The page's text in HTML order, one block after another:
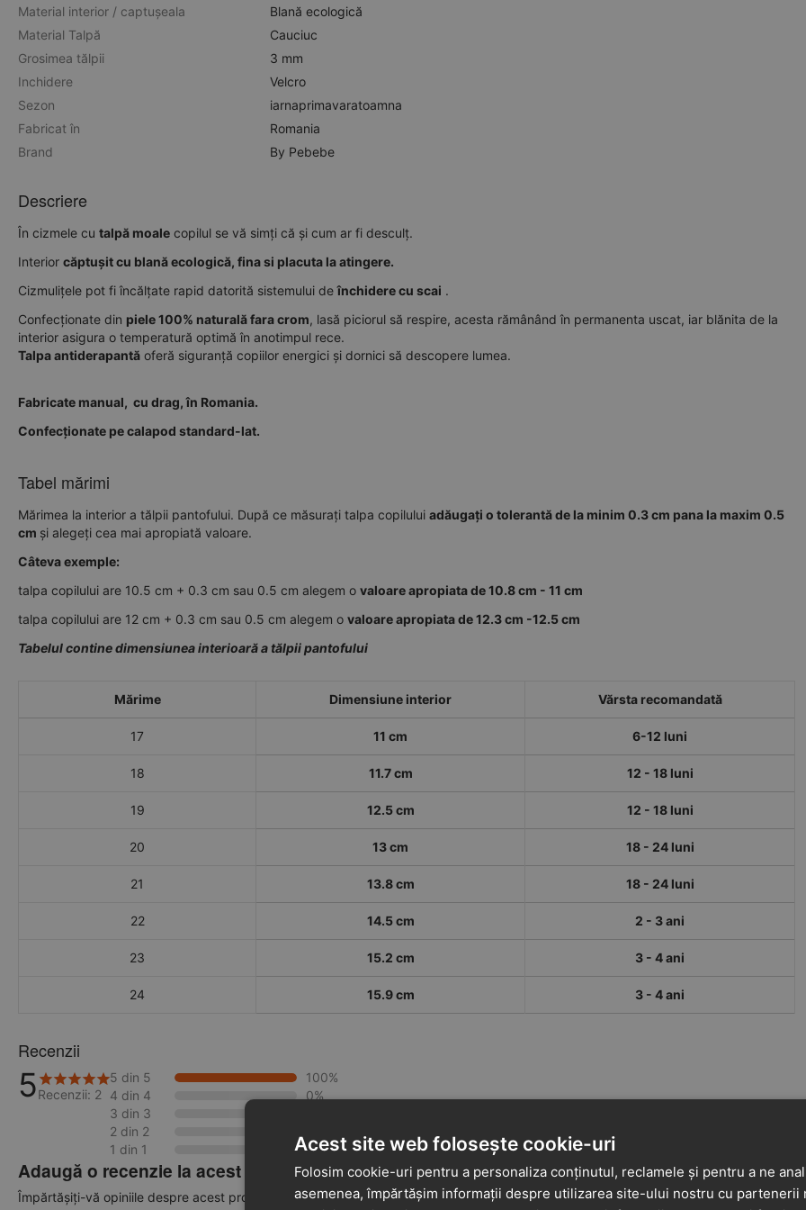
Material interior / captușeala
Blană ecologică
Material Talpă
Cauciuc
Grosimea tălpii
3 mm
Inchidere
Velcro
Sezon
iarnaprimavaratoamna
Fabricat în
Romania
Brand
By Pebebe
Descriere
În cizmele cu talpă moale copilul se vă simți că și cum ar fi desculț.
Interior căptușit cu blană ecologică, fina si placuta la atingere.
Cizmulițele pot fi încălțate rapid datorită sistemului deînchidere cu scai .
Confecționate din piele 100% naturală fara crom, lasă piciorul să respire, acesta rămânând în permanenta uscat, iar blănita de la
interior asigura o temperatură optimă în anotimpul rece.
Talpa antiderapantă oferă siguranță copiilor energici și dornici să descopere lumea.
Fabricate manual, cu drag, în Romania.
Confecționate pe calapod standard-lat.
Tabel mărimi
Mărimea la interior a tălpii pantofului. După ce măsurați talpa copilului adăugați o tolerantă de la minim 0.3 cm pana la maxim 0.5
cm și alegeți cea mai apropiată valoare.
Câteva exemple:
talpa copilului are 10.5 cm + 0.3 cm sau 0.5 cm alegem o valoare apropiata de 10.8 cm - 11 cm
talpa copilului are 12 cm + 0.3 cm sau 0.5 cm alegem o valoare apropiata de 12.3 cm -12.5 cm
Tabelul contine dimensiunea interioară a tălpii pantofului
Mărime Dimensiune interior Vărsta recomandată
17 11 cm 6-12 luni
18 11.7 cm 12 - 18 luni
19 12.5 cm 12 - 18 luni
20 13 cm 18 - 24 luni
21 13.8 cm 18 - 24 luni
22 14.5 cm 2 - 3 ani
23 15.2 cm 3 - 4 ani
24 15.9 cm 3 - 4 ani
Recenzii
5Recenzii: 2
5 din 5
100%
4 din 4
0%
3 din 3
2 din 2
1 din 1
0%
Adaugă o recenzie la acest produs
Împărtășiți-vă opiniile despre acest produs cu alți clienți
Acest site web folosește cookie-uri
Folosim cookie-uri pentru a personaliza conținutul, reclamele și pentru a ne
asemenea, împărtășim informații despre utilizarea site-ului nostru cu partenerii